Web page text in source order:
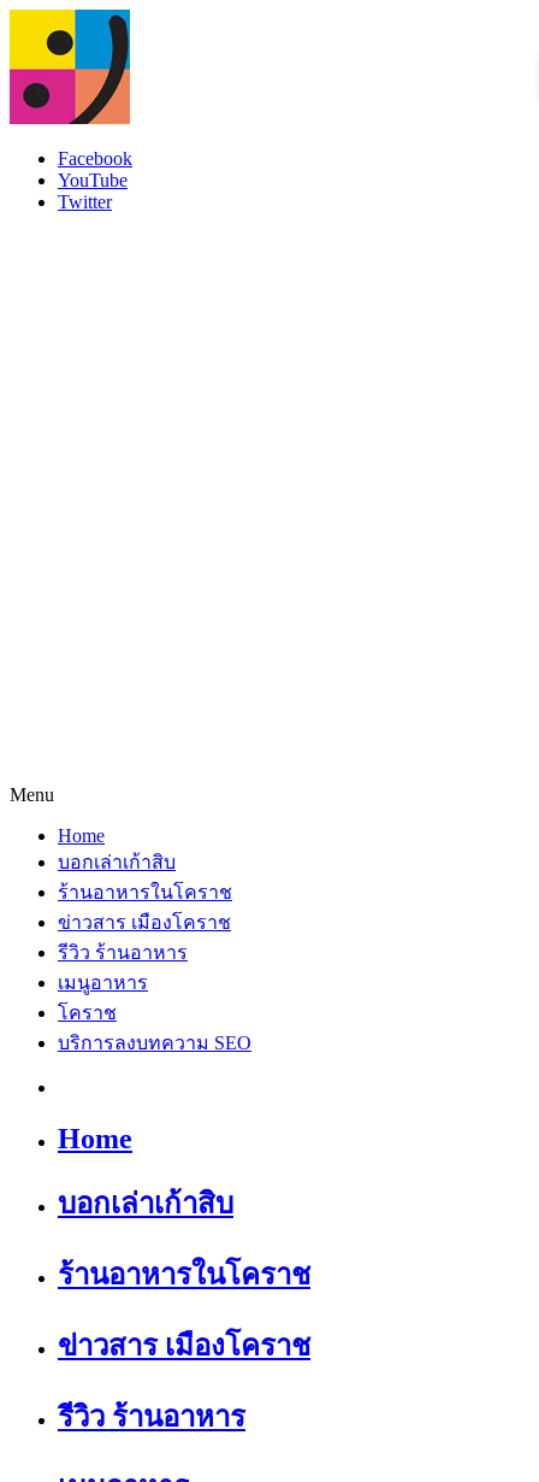
Facebook
YouTube
Twitter
Menu
Home
บอกเล่าเก้าสิบ
ร้านอาหารในโคราช
ข่าวสาร เมืองโคราช
รีวิว ร้านอาหาร
เมนูอาหาร
โคราช
บริการลงบทความ SEO
Home
บอกเล่าเก้าสิบ
ร้านอาหารในโคราช
ข่าวสาร เมืองโคราช
รีวิว ร้านอาหาร